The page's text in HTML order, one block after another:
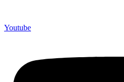
Youtube